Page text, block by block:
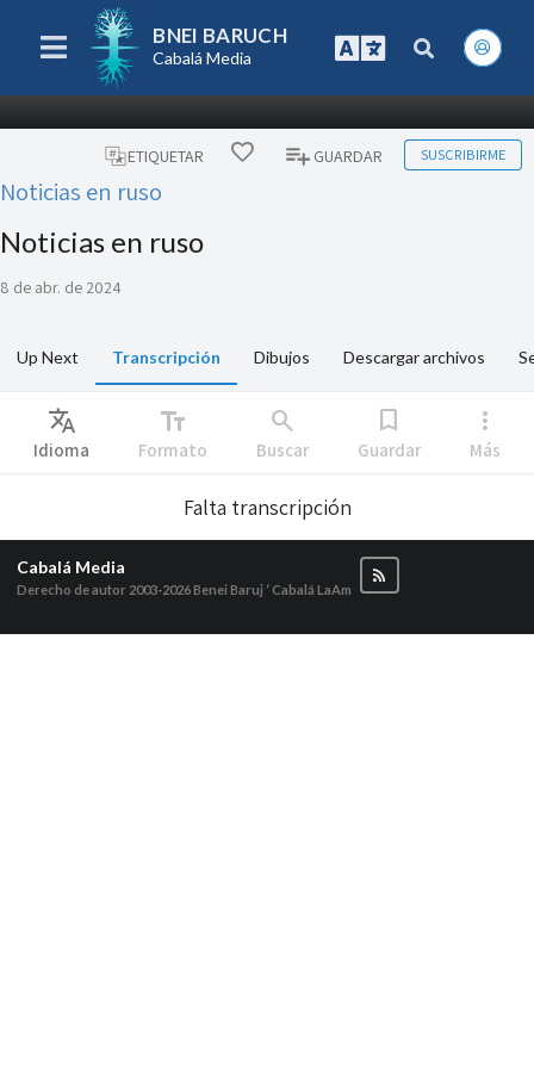
BNEI BARUCH
Cabalá Media
ETIQUETAR GUARDAR SUSCRIBIRME
Noticias en ruso
Noticias en ruso
8 de abr. de 2024
Up Next Transcripción Dibujos Descargar archivos
Translate
Idioma
text_fields
Formato
search
Buscar
bookmark
Guardar
more_vert
Más
Falta transcripción
Cabalá Media
Derecho de autor 2003-2026Benei Baruj ‘ Cabalá LaAm